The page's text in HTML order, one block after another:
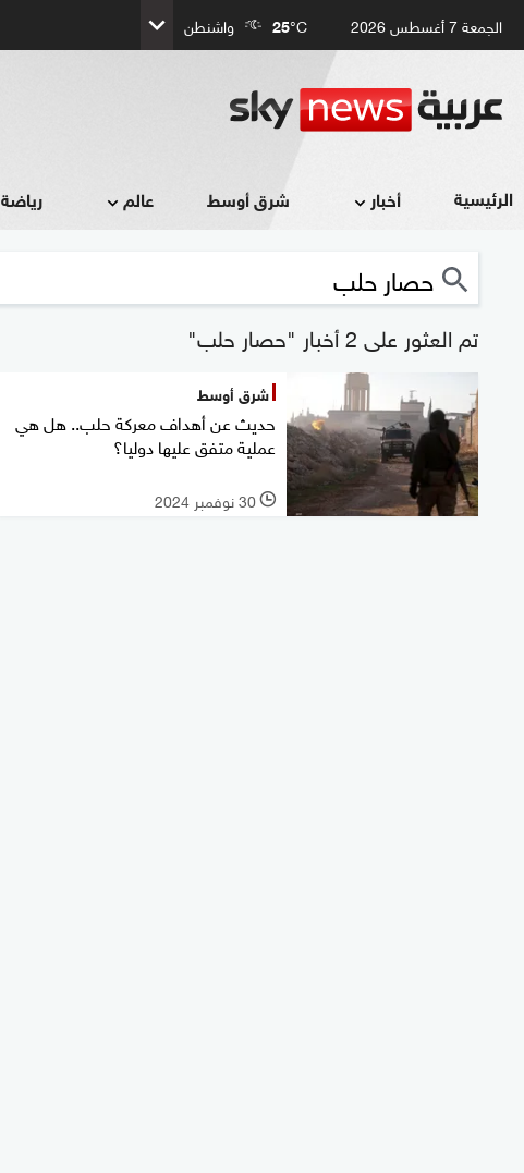
الجمعة 7 أغسطس 2026 25°C واشنطن
الرئيسية أخبار شرق أوسط عالم رياضة
تم العثور على 2 أخبار "حصار حلب"
شرق أوسط
حديث عن أهداف معركة حلب.. هل هي
عملية متفق عليها دوليا؟
l 30 نوفمبر 2024